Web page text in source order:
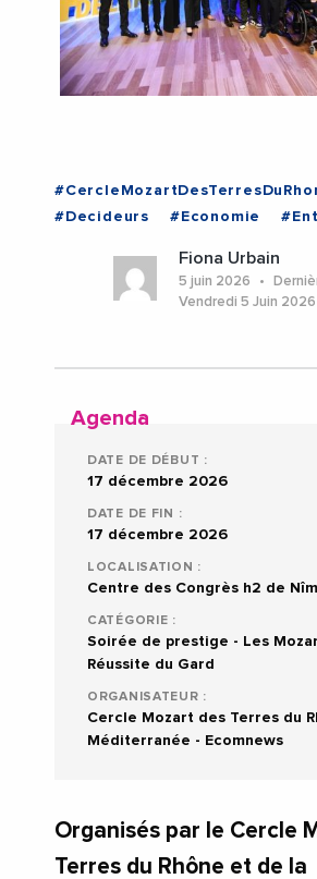
#Decideurs
#Economie
#MozartDeLaReussite
Fiona Urbain
5 juin 2026
Vendredi 5 Juin 2026
Agenda
DATE DE DÉBUT :
17 décembre 2026
DATE DE FIN :
17 décembre 2026
LOCALISATION :
Centre des Congrès h2 de
CATÉGORIE :
Soirée de prestige - Les
Réussite du Gard
ORGANISATEUR :
Cercle Mozart des Terres du
Méditerranée - Ecomnews
Organisés par le Cercle
Terres du Rhône et de la